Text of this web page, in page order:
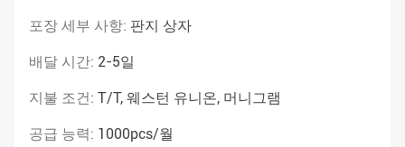
포장 세부 사항: 판지 상자
배달 시간: 2-5일
지불 조건: T/T, 웨스턴 유니온, 머니그램
공급 능력: 1000pcs/월